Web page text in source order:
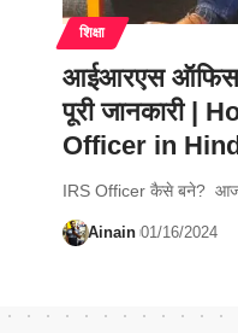
शिक्षा
आईआरएस
पूरी जानकारी |
Officer in
IRS Officer कैसे बने?
Ainain 01/16/2024